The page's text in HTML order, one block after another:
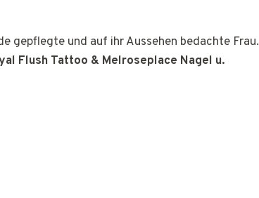
gepflegte und auf ihr Aussehen bedachte Frau.
Flush Tattoo & Melroseplace Nagel u.